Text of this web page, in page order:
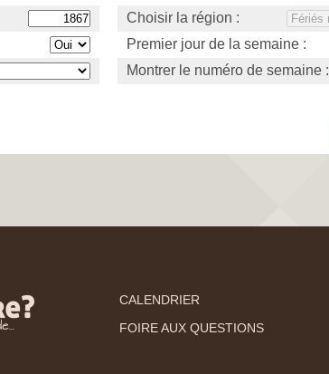
Choisir la région :
Premier jour de la semaine :
Montrer le numéro de semaine :
CALENDRIER
FOIRE AUX QUESTIONS